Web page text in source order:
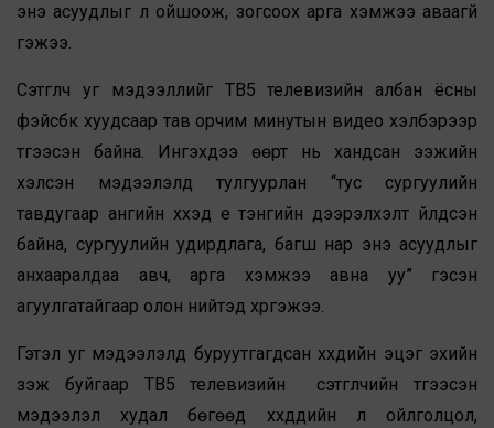
энэ асуудлыг үл ойшоож, зогсоох арга хэмжээ аваагүй
гэжээ.
Сэтгүүлч уг мэдээллийг ТВ5 телевизийн албан ёсны
фэйсбүүк хуудсаар тав орчим минутын видео хэлбэрээр
түгээсэн байна. Ингэхдээ өөрт нь хандсан ээжийн
хэлсэн мэдээлэлд тулгуурлан “тус сургуулийн
тавдугаар ангийн хүүхэд үе тэнгийн дээрэлхэлт үйлдсэн
байна, сургуулийн удирдлага, багш нар энэ асуудлыг
анхааралдаа авч, арга хэмжээ авна уу” гэсэн
агуулгатайгаар олон нийтэд хүргэжээ.
Гэтэл уг мэдээлэлд буруутгагдсан хүүхдийн эцэг эхийн
үзэж буйгаар ТВ5 телевизийн сэтгүүлчийн түгээсэн
мэдээлэл худал бөгөөд хүүхдүүдийн үл ойлголцол,